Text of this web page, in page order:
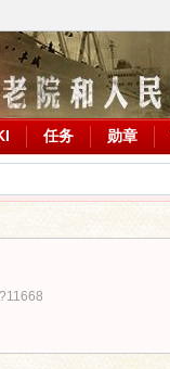
任务 勋章